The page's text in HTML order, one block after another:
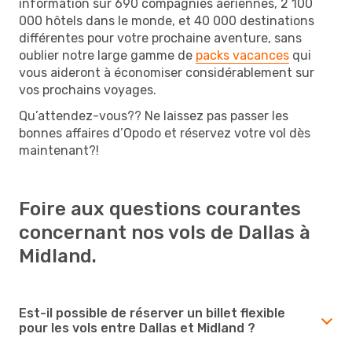
information sur 690 compagnies aériennes, 2 100
000 hôtels dans le monde, et 40 000 destinations
différentes pour votre prochaine aventure, sans
oublier notre large gamme de packs vacances qui
vous aideront à économiser considérablement sur
vos prochains voyages.
Qu’attendez-vous?? Ne laissez pas passer les
bonnes affaires d’Opodo et réservez votre vol dès
maintenant?!
Foire aux questions courantes
concernant nos vols de Dallas à
Midland.
Est-il possible de réserver un billet flexible
pour les vols entre Dallas et Midland ?